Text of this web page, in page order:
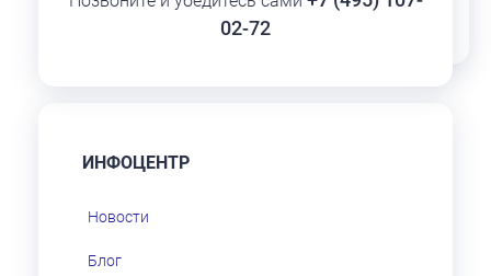
02-72
ИНФОЦЕНТР
Новости
Блог